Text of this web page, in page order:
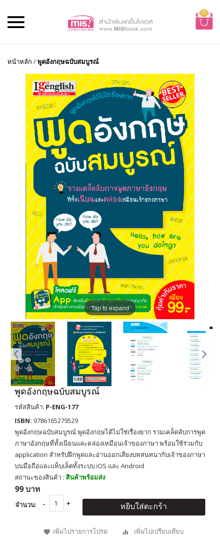
0
หน้าหลัก /พูดอังกฤษฉบับสมบูรณ์
Tap to expand
พูดอังกฤษฉบับสมบูรณ์
รหัสสินค้า: P-ENG-177
ISBN: 9786165279529
พูดอังกฤษฉบับสมบูรณ์ พูดอังกฤษได้ไม่ใช่เรื่องยาก รวมเคล็ดลับการพูด
ภาษาอังกฤษที่ทั้งเนียนและคล่องเหมือนเจ้าของภาษา พร้อมใช้ร่วมกับ
application สำหรับฝึกพูดและอ่านออกเสียงบทสนทนากับเจ้าของภาษา
บนมือถือและเเท็บเล็ตทั้งระบบ iOS และ Android
สถานะของสินค้า : สินค้าพร้อมส่ง
99 บาท
จำนวน: หยิบใส่ตะกร้า
เพิ่มไปรายการโปรด เพิ่มไปเปรียบเทียบ